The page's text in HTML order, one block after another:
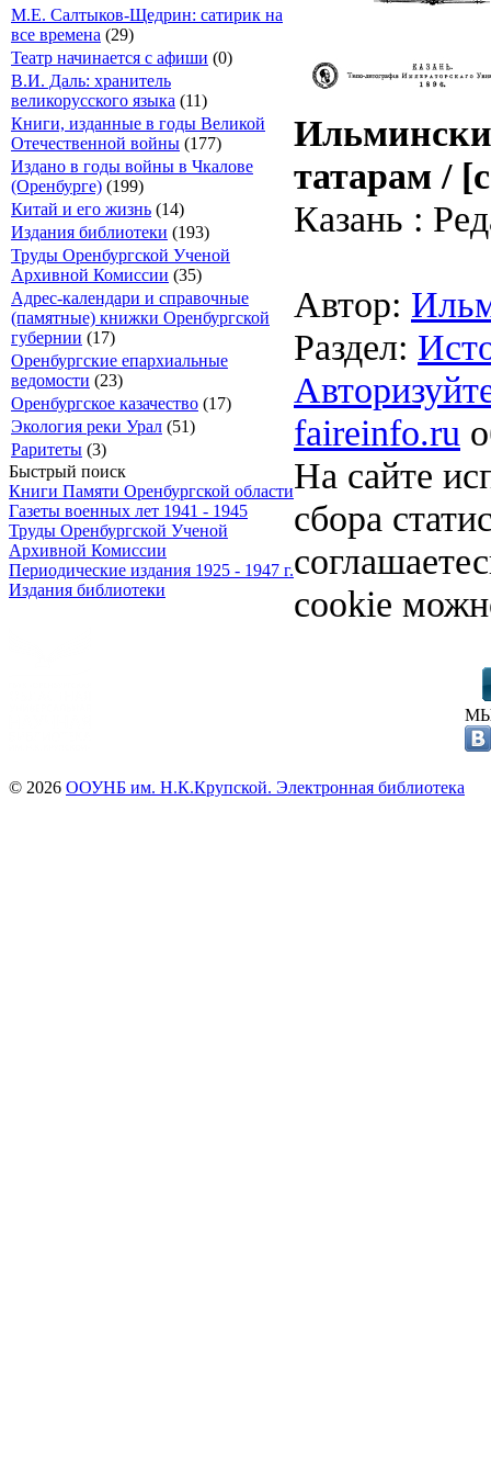
М.Е. Салтыков-Щедрин: сатирик на
все времена (29)
Театр начинается с афиши (0)
В.И. Даль: хранитель
великорусского языка (11)
Книги, изданные в годы Великой
Отечественной войны (177)
Издано в годы войны в Чкалове
(Оренбурге) (199)
Китай и его жизнь (14)
Издания библиотеки (193)
Труды Оренбургской Ученой
Архивной Комиссии (35)
Адрес-календари и справочные
(памятные) книжки Оренбургской
губернии (17)
Оренбургские епархиальные
ведомости (23)
Оренбургское казачество (17)
Экология реки Урал (51)
Раритеты (3)
Быстрый поиск
Книги Памяти Оренбургской области
Газеты военных лет 1941 - 1945
Труды Оренбургской Ученой
Архивной Комиссии
Периодические издания 1925 - 1947 г.
Издания библиотеки
татарам /
Казань :
Автор:
Раздел:
faireinfo.ru
На сайте
сбора
cookie
© 2026 ООУНБ им. Н.К.Крупской. Электронная библиотека